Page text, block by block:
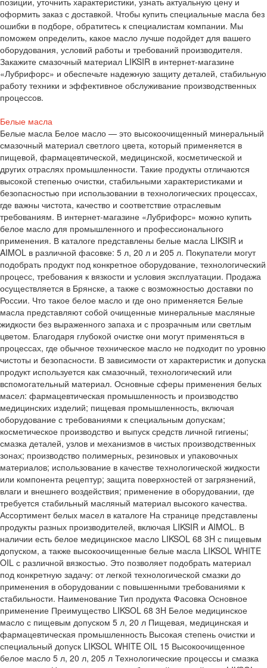
оформить заказ с доставкой. Чтобы купить специальные масла без
ошибки в подборе, обратитесь к специалистам компании. Мы
поможем определить, какое масло лучше подойдет для вашего
оборудования, условий работы и требований производителя.
Закажите смазочный материал LIKSIR в интернет-магазине
«Лубрифорс» и обеспечьте надежную защиту деталей, стабильную
работу техники и эффективное обслуживание производственных
процессов.
Белые масла
Белые масла Белое масло — это высокоочищенный минеральный
смазочный материал светлого цвета, который применяется в
пищевой, фармацевтической, медицинской, косметической и
других отраслях промышленности. Такие продукты отличаются
высокой степенью очистки, стабильными характеристиками и
безопасностью при использовании в технологических процессах,
где важны чистота, качество и соответствие отраслевым
требованиям. В интернет-магазине «Лубрифорс» можно купить
белое масло для промышленного и профессионального
применения. В каталоге представлены белые масла LIKSIR и
AIMOL в различной фасовке: 5 л, 20 л и 205 л. Покупатели могут
подобрать продукт под конкретное оборудование, технологический
процесс, требования к вязкости и условия эксплуатации. Продажа
осуществляется в Брянске, а также с возможностью доставки по
России. Что такое белое масло и где оно применяется Белые
масла представляют собой очищенные минеральные масляные
жидкости без выраженного запаха и с прозрачным или светлым
цветом. Благодаря глубокой очистке они могут применяться в
процессах, где обычное техническое масло не подходит по уровню
чистоты и безопасности. В зависимости от характеристик и допуска
продукт используется как смазочный, технологический или
вспомогательный материал. Основные сферы применения белых
масел: фармацевтическая промышленность и производство
медицинских изделий; пищевая промышленность, включая
оборудование с требованиями к специальным допускам;
косметическое производство и выпуск средств личной гигиены;
смазка деталей, узлов и механизмов в чистых производственных
зонах; производство полимерных, резиновых и упаковочных
материалов; использование в качестве технологической жидкости
или компонента рецептур; защита поверхностей от загрязнений,
влаги и внешнего воздействия; применение в оборудовании, где
требуется стабильный масляный материал высокого качества.
Ассортимент белых масел в каталоге На странице представлены
продукты разных производителей, включая LIKSIR и AIMOL. В
наличии есть белое медицинское масло LIKSOL 68 3H с пищевым
допуском, а также высокоочищенные белые масла LIKSOL WHITE
OIL с различной вязкостью. Это позволяет подобрать материал
под конкретную задачу: от легкой технологической смазки до
применения в оборудовании с повышенными требованиями к
стабильности. Наименование Тип продукта Фасовка Основное
применение Преимущество LIKSOL 68 3H Белое медицинское
масло с пищевым допуском 5 л, 20 л Пищевая, медицинская и
фармацевтическая промышленность Высокая степень очистки и
специальный допуск LIKSOL WHITE OIL 15 Высокоочищенное
белое масло 5 л, 20 л, 205 л Технологические процессы и смазка